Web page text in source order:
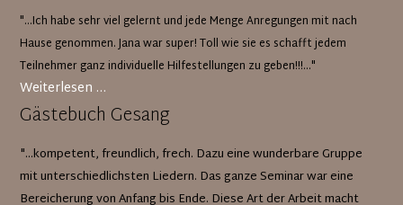
"...Ich habe sehr viel gelernt und jede Menge Anregungen mit nach
Hause genommen. Jana war super! Toll wie sie es schafft jedem
Teilnehmer ganz individuelle Hilfestellungen zu geben!!!..."
Weiterlesen …
Stimme/
Gästebuch Gesang
"...kompetent, freundlich, frech. Dazu eine wunderbare Gruppe
mit unterschiedlichsten Liedern. Das ganze Seminar war eine
Bereicherung von Anfang bis Ende. Diese Art der Arbeit macht